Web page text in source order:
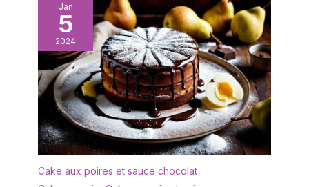
Jan
5
2024
Cake aux poires et sauce chocolat